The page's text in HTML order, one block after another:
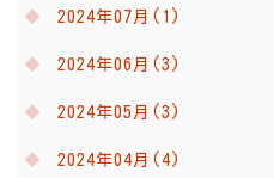
2024年07月(1)
2024年06月(3)
2024年05月(3)
2024年04月(4)